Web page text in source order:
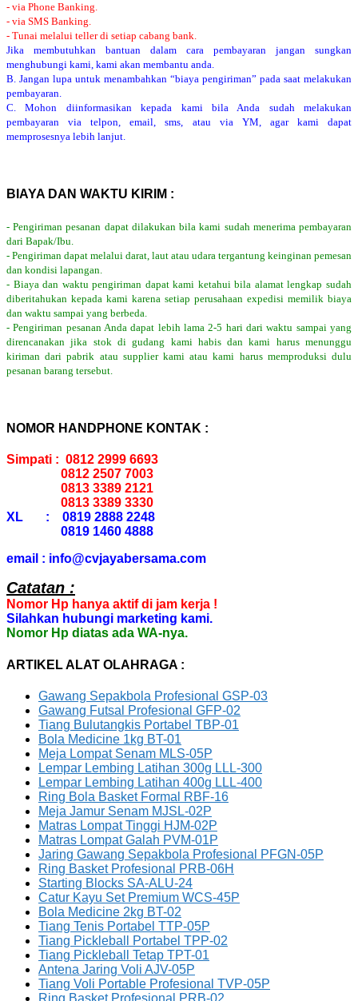
- via Phone Banking.
- via SMS Banking.
- Tunai melalui teller di setiap cabang bank.
Jika membutuhkan bantuan dalam cara pembayaran jangan sungkan
menghubungi kami, kami akan membantu anda.
B. Jangan lupa untuk menambahkan “biaya pengiriman” pada saat melakukan
pembayaran.
C. Mohon diinformasikan kepada kami bila Anda sudah melakukan
pembayaran via telpon, email, sms, atau via YM, agar kami dapat
memprosesnya lebih lanjut.
BIAYA DAN WAKTU KIRIM :
- Pengiriman pesanan dapat dilakukan bila kami sudah menerima pembayaran
dari Bapak/Ibu.
- Pengiriman dapat melalui darat, laut atau udara tergantung keinginan pemesan
dan kondisi lapangan.
- Biaya dan waktu pengiriman dapat kami ketahui bila alamat lengkap sudah
diberitahukan kepada kami karena setiap perusahaan expedisi memilik biaya
dan waktu sampai yang berbeda.
- Pengiriman pesanan Anda dapat lebih lama 2-5 hari dari waktu sampai yang
direncanakan jika stok di gudang kami habis dan kami harus menunggu
kiriman dari pabrik atau supplier kami atau kami harus memproduksi dulu
pesanan barang tersebut.
NOMOR HANDPHONE KONTAK :
Simpati : 0812 2999 6693
0812 2507 7003
0813 3389 2121
0813 3389 3330
XL : 0819 2888 2248
0819 1460 4888
email : info@cvjayabersama.com
Catatan :
Nomor Hp hanya aktif di jam kerja !
Silahkan hubungi marketing kami.
Nomor Hp diatas ada WA-nya.
ARTIKEL ALAT OLAHRAGA :
Gawang Sepakbola Profesional GSP-03
Gawang Futsal Profesional GFP-02
Tiang Bulutangkis Portabel TBP-01
Bola Medicine 1kg BT-01
Meja Lompat Senam MLS-05P
Lempar Lembing Latihan 300g LLL-300
Lempar Lembing Latihan 400g LLL-400
Ring Bola Basket Formal RBF-16
Meja Jamur Senam MJSL-02P
Matras Lompat Tinggi HJM-02P
Matras Lompat Galah PVM-01P
Jaring Gawang Sepakbola Profesional PFGN-05P
Ring Basket Profesional PRB-06H
Starting Blocks SA-ALU-24
Catur Kayu Set Premium WCS-45P
Bola Medicine 2kg BT-02
Tiang Tenis Portabel TTP-05P
Tiang Pickleball Portabel TPP-02
Tiang Pickleball Tetap TPT-01
Antena Jaring Voli AJV-05P
Tiang Voli Portable Profesional TVP-05P
Ring Basket Profesional PRB-02